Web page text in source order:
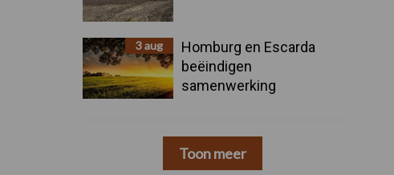
3 aug
Homburg en Escarda
beëindigen
samenwerking
Toon meer